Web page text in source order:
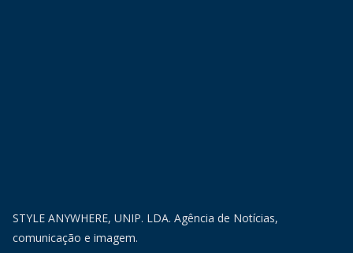
STYLE ANYWHERE, UNIP. LDA. Agência de Notícias,
comunicação e imagem.